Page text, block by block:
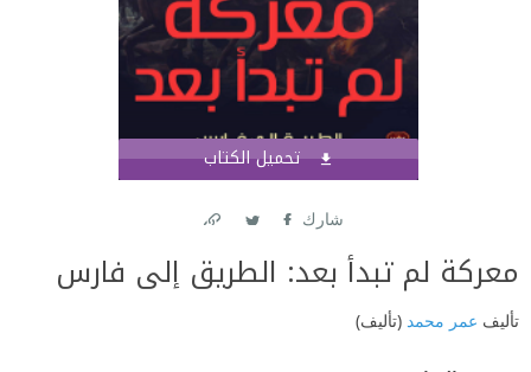
تحميل الكتاب
شارك
معركة لم تبدأ بعد: الطريق إلى فارس
تأليف عمر محمد (تأليف)